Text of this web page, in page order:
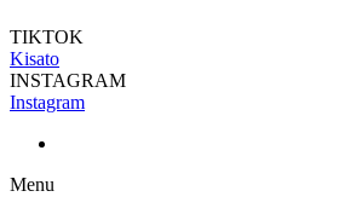
TIKTOK
Kisato
INSTAGRAM
Instagram
Menu